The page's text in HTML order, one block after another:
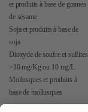
et produits à base de graines
de sésame
Soja et produits à base de
soja
Dioxyde de soufre et sulfites
>10 mg/Kg ou 10 mg/L
Mollusques et produits à
base de mollusques